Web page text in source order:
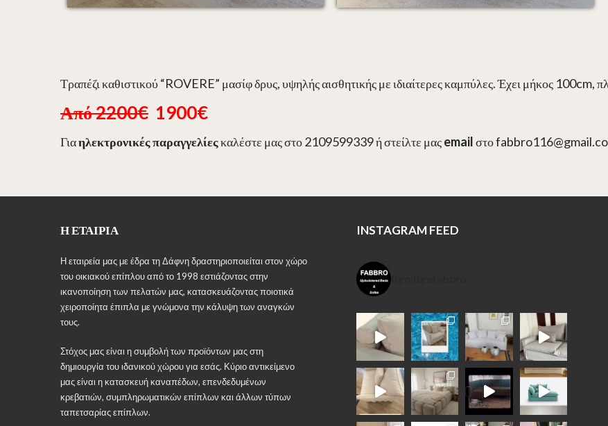
Τραπέζι καθιστικού “ROVERE” μασίφ δρυς, υψηλής αισθητικής με ιδιαίτερες καμπύλες. Έχει μήκος
Από 2200€ 1900€
Γιαηλεκτρονικές παραγγελίεςκαλέστε μας στο 2109599339 ή στείλτε μαςemailστο
Η ΕΤΑΙΡΊΑ
Η εταιρεία μας με έδρα τη Δάφνη δραστηριοποιείται στον χώρο
του οικιακού επίπλου από το 1998 εστιάζοντας στην
ικανοποίηση των πελατών μας, κατασκευάζοντας ποιοτικά
χειροποίητα έπιπλα με γνώμονα την κάλυψη των αναγκών
τους.
Στόχος μας είναι η συμβολή των προϊόντων μας στη
δημιουργία του ιδανικού χώρου για εσάς. Κύριο αντικείμενο
μας είναι η κατασκευή καναπέδων, επενδεδυμένων
κρεβατιών, συμπληρωματικών επίπλων και άλλων τύπων
ταπετσαρίας επίπλων.
INSTAGRAM FEED